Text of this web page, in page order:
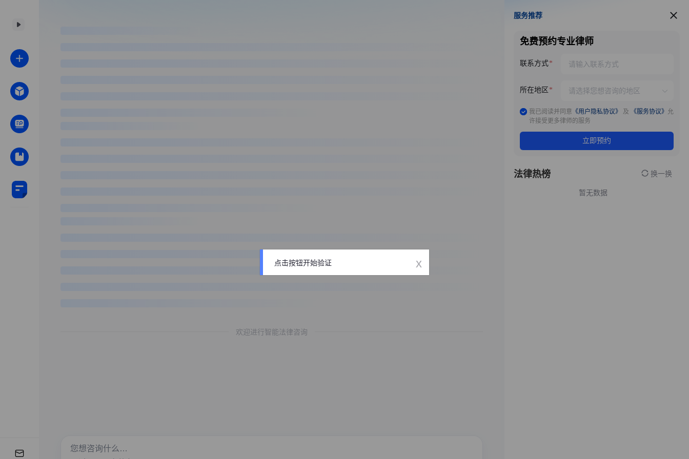
欢迎进行智能法律咨询
服务推荐
服务推荐
免费预约专业律师
联系方式
所在地区
我已阅读并同意 《用户隐私协议》 及 《服务协议》 允
许接受更多律师的服务
立即预约
法律热榜 换一换
暂无数据
点击按钮开始验证 x